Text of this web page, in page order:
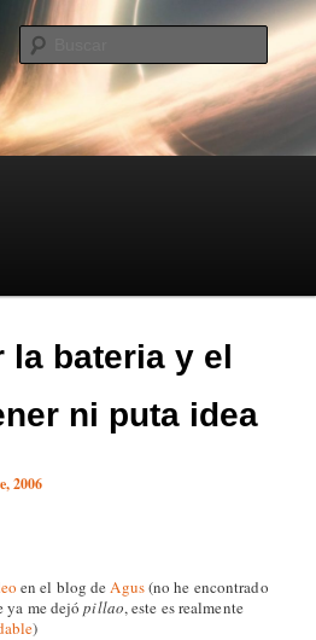
de Personalidad
Buscar
la bateria y el
ni puta idea
2006
en el blog deAgus(no he encontrado
ya me dejópillao, este es realmente
)